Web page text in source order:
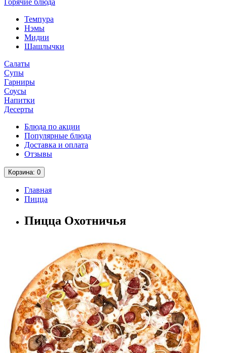
Горячие блюда
Темпура
Нэмы
Мидии
Шашлычки
Салаты
Супы
Гарниры
Соусы
Напитки
Десерты
Блюда по акции
Популярные блюда
Доставка и оплата
Отзывы
Корзина: 0
Главная
Пицца
Пицца Охотничья